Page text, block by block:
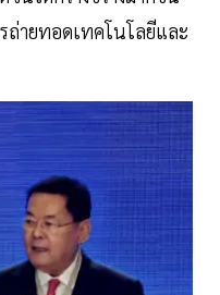
ถ่ายทอดเทคโนโลยีและ